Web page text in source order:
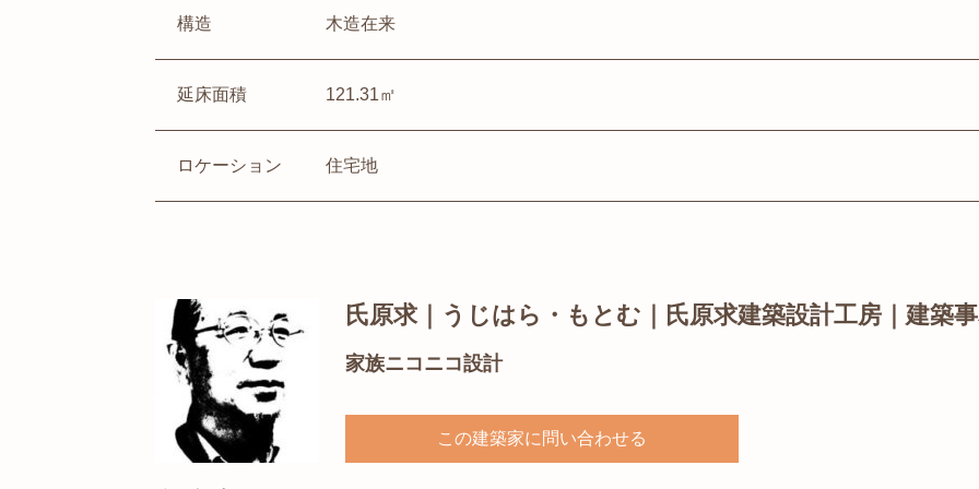
構造 木造在来
延床面積 121.31㎡
ロケーション 住宅地
氏原求｜うじはら・もとむ｜氏原求建築設計工房｜建築
家族ニコニコ設計
この建築家に問い合わせる